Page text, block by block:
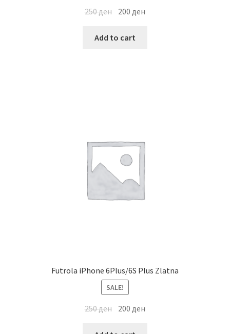
250ден 200ден
Add to cart
Futrola iPhone 6Plus/6S Plus Zlatna
SALE!
250ден 200 ден